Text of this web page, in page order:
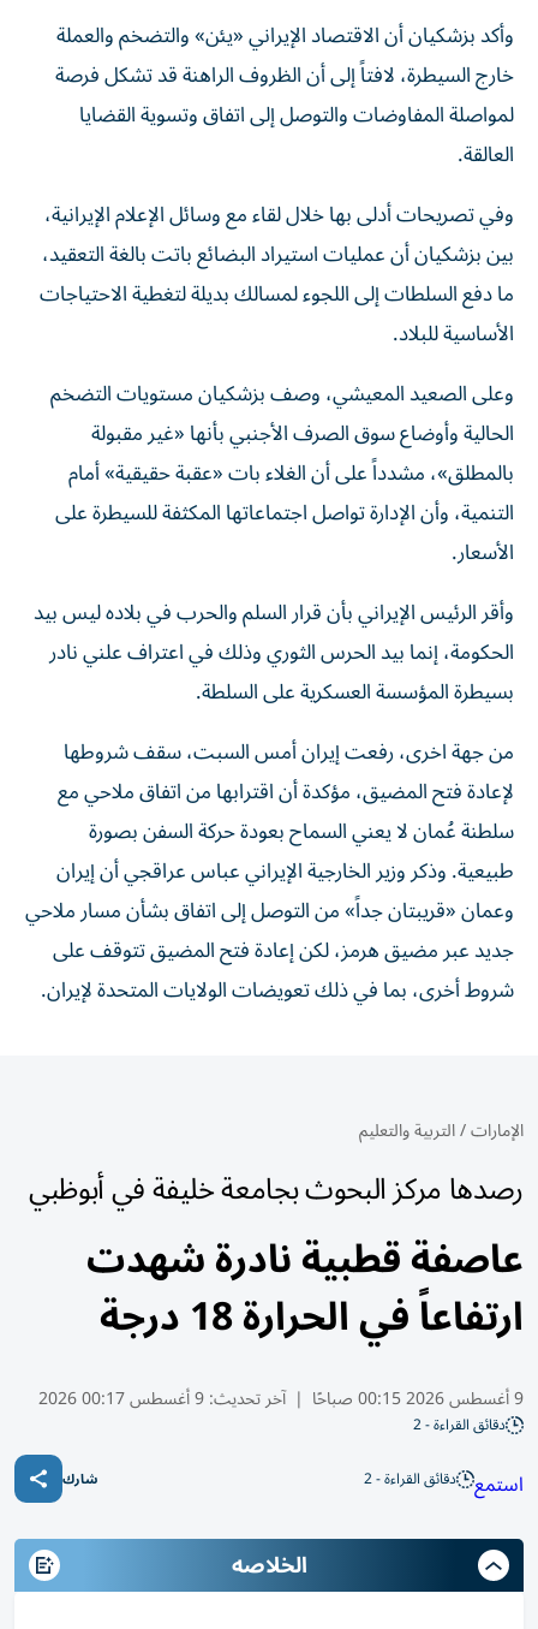
وأكد بزشكيان أن الاقتصاد الإيراني «يئن» والتضخم والعملة
خارج السيطرة، لافتاً إلى أن الظروف الراهنة قد تشكل فرصة
لمواصلة المفاوضات والتوصل إلى اتفاق وتسوية القضايا
العالقة.
وفي تصريحات أدلى بها خلال لقاء مع وسائل الإعلام الإيرانية،
بين بزشكيان أن عمليات استيراد البضائع باتت بالغة التعقيد،
ما دفع السلطات إلى اللجوء لمسالك بديلة لتغطية الاحتياجات
الأساسية للبلاد.
وعلى الصعيد المعيشي، وصف بزشكيان مستويات التضخم
الحالية وأوضاع سوق الصرف الأجنبي بأنها «غير مقبولة
بالمطلق»، مشدداً على أن الغلاء بات «عقبة حقيقية» أمام
التنمية، وأن الإدارة تواصل اجتماعاتها المكثفة للسيطرة على
الأسعار.
وأقر الرئيس الإيراني بأن قرار السلم والحرب في بلاده ليس بيد
الحكومة، إنما بيد الحرس الثوري وذلك في اعتراف علني نادر
بسيطرة المؤسسة العسكرية على السلطة.
من جهة اخرى، رفعت إيران أمس السبت، سقف شروطها
لإعادة فتح المضيق، مؤكدة أن اقترابها من اتفاق ملاحي مع
سلطنة عُمان لا يعني السماح بعودة حركة السفن بصورة
طبيعية. وذكر وزير الخارجية الإيراني عباس عراقجي أن إيران
وعمان «قريبتان جداً» من ‌التوصل إلى اتفاق بشأن مسار ملاحي
جديد عبر مضيق هرمز، لكن إعادة فتح المضيق تتوقف على
شروط أخرى، بما في ذلك تعويضات الولايات المتحدة لإيران.
الإمارات/التربية والتعليم
رصدها مركز البحوث بجامعة خليفة في أبوظبي
عاصفة قطبية نادرة شهدت
ارتفاعاً في الحرارة 18 درجة
9 أغسطس 2026 00:15 صباحًا | آخر تحديث:9 أغسطس 00:17 2026
دقائق القراءة - 2
استمع دقائق القراءة - 2 شارك
الخلاصه